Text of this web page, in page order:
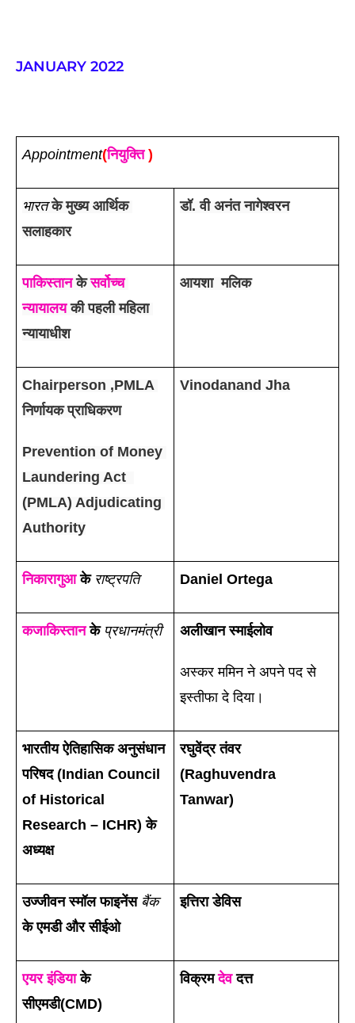
JANUARY 2022
Appointment(नियुक्ति )
भारत के मुख्य आर्थिक
सलाहकार
डॉ. वी अनंत नागेश्वरन
पाकिस्तान के सर्वोच्च
न्यायालय की पहली महिला
न्यायाधीश
आयशा  मलिक
Chairperson ,PMLA
निर्णायक प्राधिकरण
Prevention of Money
Laundering Act
(PMLA) Adjudicating
Authority
Vinodanand Jha
निकारागुआ के राष्ट्रपति Daniel Ortega
कजाकिस्तान के प्रधानमंत्री अलीखान स्माईलोव
अस्कर ममिन ने अपने पद से
इस्तीफा दे दिया।
भारतीय ऐतिहासिक अनुसंधान
परिषद (Indian Council
of Historical
Research – ICHR) के
अध्यक्ष
रघुवेंद्र तंवर
(Raghuvendra
Tanwar)
उज्जीवन स्मॉल फाइनेंस बैंक
के एमडी और सीईओ
इत्तिरा डेविस
एयर इंडिया के
सीएमडी(CMD)
विक्रम देव दत्त